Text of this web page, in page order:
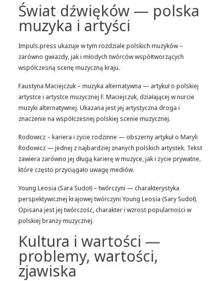
Świat dźwięków — polska
muzyka i artyści
Impuls.press ukazuje w tym rozdziale polskich muzyków –
zarówno gwiazdy, jak i młodych twórców współtworzących
współczesną scenę muzyczną kraju.
Faustyna Maciejczuk – muzyka alternatywna — artykuł o polskiej
artystce i artystce muzycznej F. Maciejczuk, działającej w nurcie
muzyki alternatywnej. Ukazana jest jej artystyczna droga i
znaczenie na współczesnej polskiej scenie muzycznej.
Rodowicz – kariera i życie rodzinne — obszerny artykuł o Maryli
Rodowicz — jednej z najbardziej znanych polskich artystek. Tekst
zawiera zarówno jej długą karierę w muzyce, jak i życie prywatne,
które często przyciągało uwagę mediów.
Young Leosia (Sara Sudoł) – twórczyni — charakterystyka
perspektywicznej krajowej twórczyni Young Leosia (Sary Sudoł).
Opisana jest jej twórczość, charakter i wzrost popularności w
polskiej branży muzycznej.
Kultura i wartości —
problemy, wartości,
zjawiska